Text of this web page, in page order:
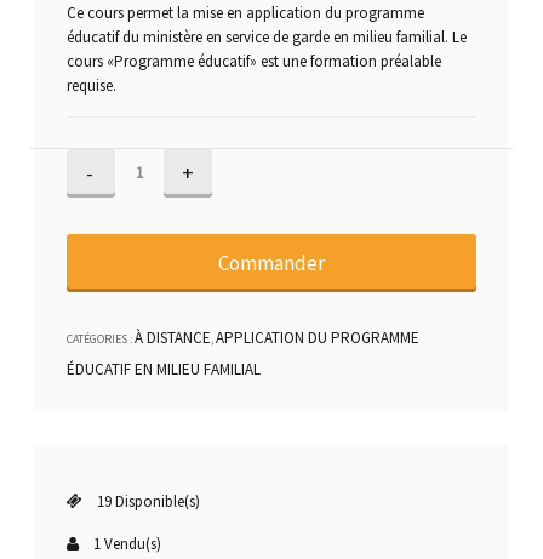
Ce cours permet la mise en application du programme
éducatif du ministère en service de garde en milieu familial. Le
cours «Programme éducatif» est une formation préalable
requise.
quantité
de
programme
Commander
CATÉGORIES :À DISTANCE,APPLICATION DU PROGRAMME
ÉDUCATIF EN MILIEU FAMILIAL
19 Disponible(s)
1 Vendu(s)